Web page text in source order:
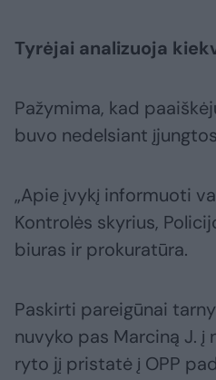
Tyrėjai analizuoja
Pažymima, kad
buvo nedelsiant
„Apie įvykį informuoti
Kontrolės skyrius,
biuras ir prokuratūra.
Paskirti pareigūnai
nuvyko pas Marciną J. į
ryto jį pristatė į OPP